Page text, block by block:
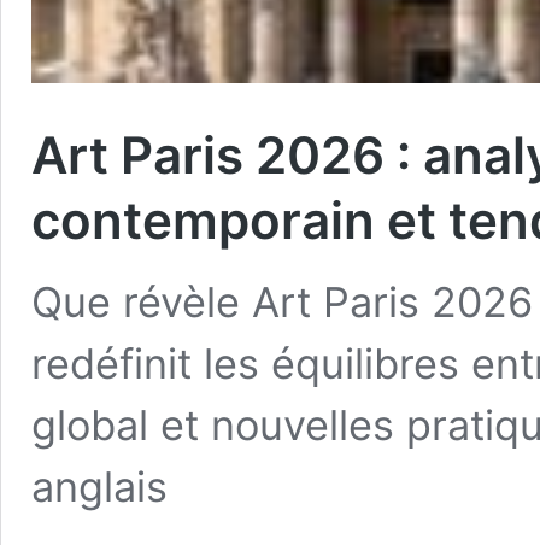
Art Paris 2026 :
contemporain et
Que révèle Art Paris
redéfinit les équilibres
global et nouvelles
anglais